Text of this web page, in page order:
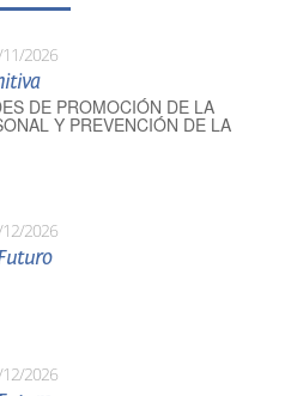
2026
DE PROMOCIÓN DE LA
Y PREVENCIÓN DE LA
2026
2026